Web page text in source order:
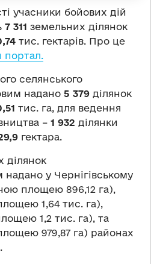
учасники бойових дій
7 311 земельних ділянок
тис. гектарів. Про це
портал.
селянського
надано 5 379 ділянок
тис. га, для ведення
– 1 932 ділянки
гектара.
ділянок
надано у Чернігівському
площею 896,12 га),
1,64 тис. га),
1,2 тис. га), та
979,87 га) районах